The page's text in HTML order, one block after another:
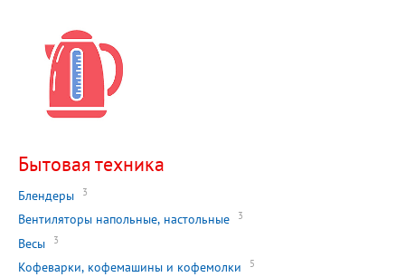
Бытовая техника
Блендеры 3
Вентиляторы напольные, настольные 3
Весы 3
Кофеварки, кофемашины и кофемолки 5